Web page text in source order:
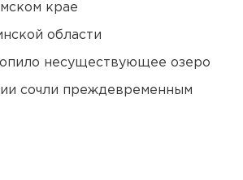
крае
области
несуществующее озеро
сочли преждевременным